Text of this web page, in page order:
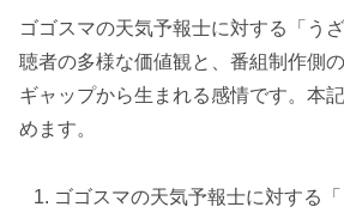
ゴゴスマの天気予報士に対する「う
聴者の多様な価値観と、番組制作側
ギャップから生まれる感情です。本
めます。
ゴゴスマの天気予報士に対する